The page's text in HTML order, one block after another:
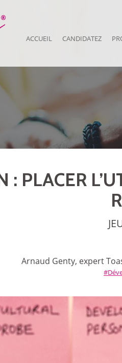
ACCUEIL CANDIDATEZ
: PLACER
Arnaud Genty, expert